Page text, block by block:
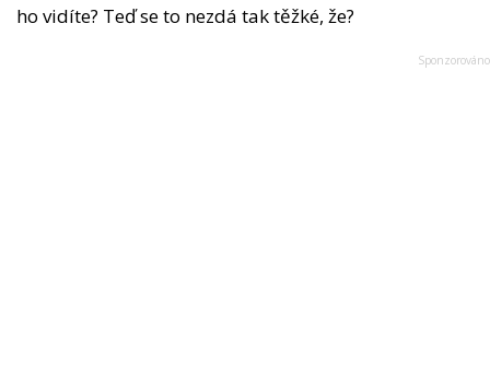
ho vidíte? Teď se to nezdá tak těžké, že?